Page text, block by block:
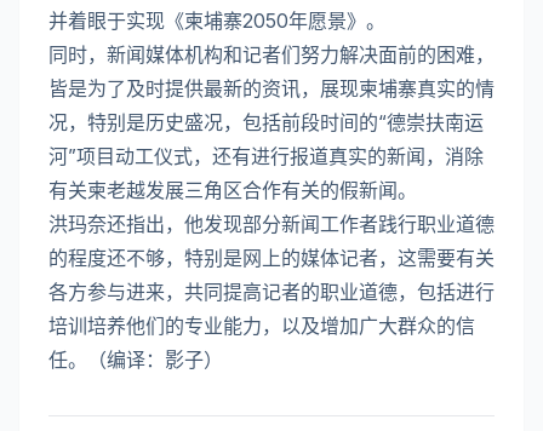
并着眼于实现《柬埔寨2050年愿景》。
同时，新闻媒体机构和记者们努力解决面前的困难，
皆是为了及时提供最新的资讯，展现柬埔寨真实的情
况，特别是历史盛况，包括前段时间的“德崇扶南运
河”项目动工仪式，还有进行报道真实的新闻，消除
有关柬老越发展三角区合作有关的假新闻。
洪玛奈还指出，他发现部分新闻工作者践行职业道德
的程度还不够，特别是网上的媒体记者，这需要有关
各方参与进来，共同提高记者的职业道德，包括进行
培训培养他们的专业能力，以及增加广大群众的信
任。（编译：影子）